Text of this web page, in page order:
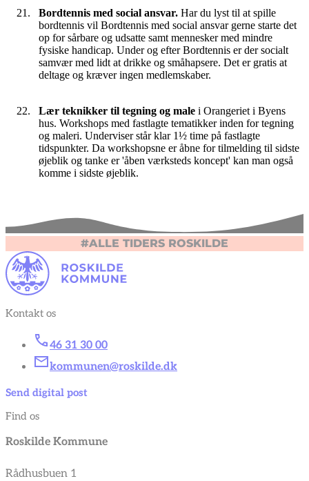
Bordtennis med social ansvar. Har du lyst til at spille
bordtennis vil Bordtennis med social ansvar gerne starte det
op for sårbare og udsatte samt mennesker med mindre
fysiske handicap. Under og efter Bordtennis er der socialt
samvær med lidt at drikke og småhapsere. Det er gratis at
deltage og kræver ingen medlemskaber.
Lær teknikker til tegning og male i Orangeriet i Byens
hus. Workshops med fastlagte tematikker inden for tegning
og maleri. Underviser står klar 1½ time på fastlagte
tidspunkter. Da workshopsne er åbne for tilmelding til sidste
øjeblik og tanke er 'åben værksteds koncept' kan man også
komme i sidste øjeblik.
#ALLE TIDERS ROSKILDE
Kontakt os
46 31 30 00
kommunen@roskilde.dk
Send digital post
Find os
Roskilde Kommune
Rådhusbuen 1